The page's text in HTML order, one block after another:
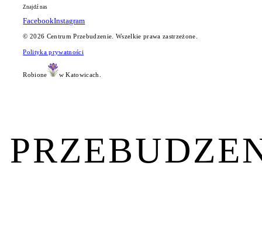
Znajdź nas
FacebookInstagram
©2026 Centrum Przebudzenie. Wszelkie prawa zastrzeżone.
Polityka prywatności
Robione w Katowicach.